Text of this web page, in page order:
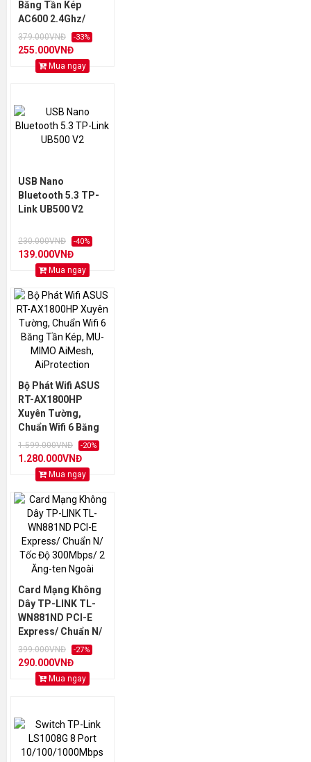
Băng Tần Kép
AC600 2.4Ghz/
5G.hz
379.000VNĐ -33%
255.000VNĐ
Mua ngay
USB Nano
Bluetooth 5.3 TP-
Link UB500 V2
230.000VNĐ -40%
139.000VNĐ
Mua ngay
Bộ Phát Wifi ASUS
RT-AX1800HP
Xuyên Tường,
Chuẩn Wifi 6 Băng
Tần Kép, MU-
MIMO AiMesh,
AiProtection
1.599.000VNĐ -20%
1.280.000VNĐ
Mua ngay
Card Mạng Không
Dây TP-LINK TL-
WN881ND PCI-E
Express/ Chuẩn N/
Tốc Độ 300Mbps/ 2
Ăng-ten Ngoài
399.000VNĐ -27%
290.000VNĐ
Mua ngay